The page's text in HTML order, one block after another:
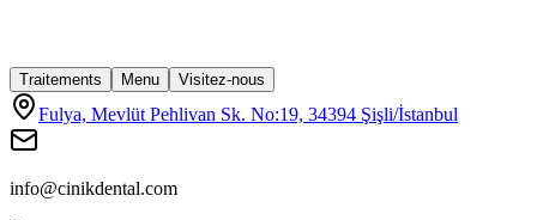
Traitements Menu Visitez-nous
Fulya, Mevlüt Pehlivan Sk. No:19, 34394 Şişli/İstanbul
info@cinikdental.com